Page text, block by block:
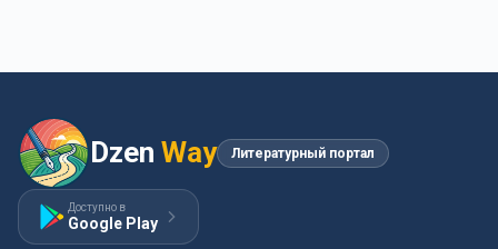
Dzen Way Литературный портал
Доступно в
Google Play